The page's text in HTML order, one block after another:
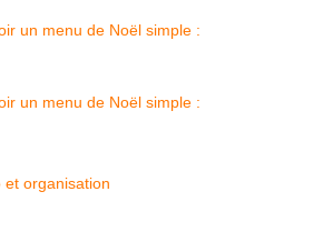
organisation